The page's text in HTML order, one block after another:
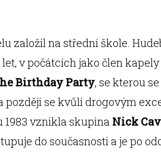
založil na střední škole.
v počátcích jako člen kapely
Birthday Party, se kterou
později se kvůli drogovým
1983 vznikla skupina Nick
do současnosti a je po